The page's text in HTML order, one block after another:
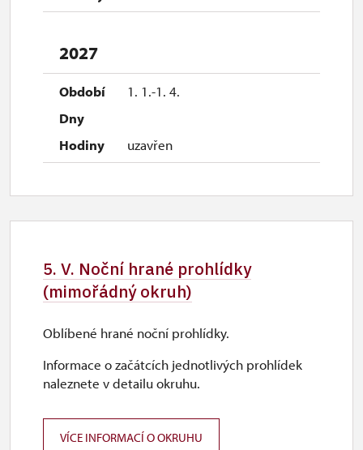
2027
1. 1.-1. 4.
uzavřen
5. V. Noční hrané prohlídky
(mimořádný okruh)
Oblíbené hrané noční prohlídky.
Informace o začátcích jednotlivých prohlídek
naleznete v detailu okruhu.
VÍCE INFORMACÍ O OKRUHU